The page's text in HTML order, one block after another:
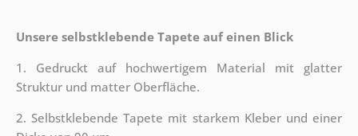
Unsere selbstklebende Tapete auf einen Blick
1. Gedruckt auf hochwertigem Material mit glatter
Struktur und matter Oberfläche.
2. Selbstklebende Tapete mit starkem Kleber und einer